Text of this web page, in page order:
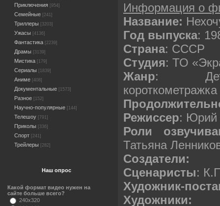
Приключения [954]
Семейные [241]
Триллеры [3203]
Ужасы [4136]
Фантастика [2239]
Драмы [3139]
Мистика [179]
Сериалы [1839]
Аниме [408]
Документальные [1573]
Разное [152]
Научно-популярные [144]
Телешоу [791]
Приколы [336]
Спорт [241]
Трейлеры [282]
Наш опрос
Какой формат видео нужен на
сайте больше всего?
240x320
Информация о
Название:
Год выпуска:
Страна: СССР
Студия: ТО
Жанр:
короткометражка
Режиссер: Юрий
Роли
Татьяна
Создатели:
Сценаристы:
Художник-
Художники: